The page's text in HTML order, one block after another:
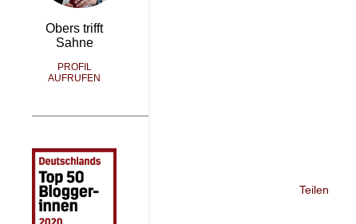
Teilen
Obers trifft
Sahne
PROFIL
AUFRUFEN